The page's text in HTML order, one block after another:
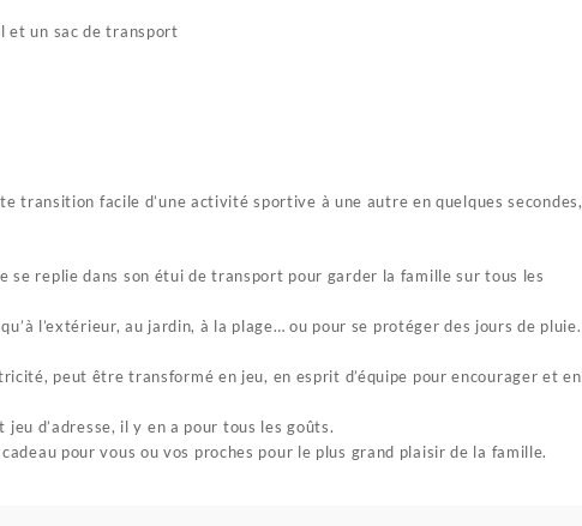
et un sac de transport
transition facile d’une activité sportive à une autre en quelques secondes,
se replie dans son étui de transport pour garder la famille sur tous les
l’extérieur, au jardin, à la plage… ou pour se protéger des jours de pluie.
peut être transformé en jeu, en esprit d’équipe pour encourager et en
d’adresse, il y en a pour tous les goûts.
pour vous ou vos proches pour le plus grand plaisir de la famille.